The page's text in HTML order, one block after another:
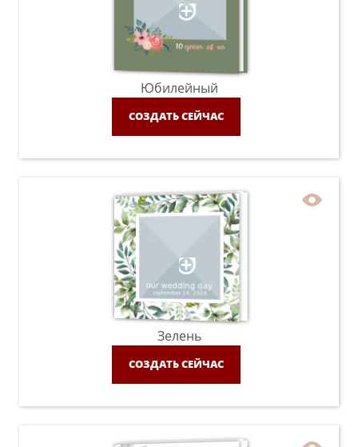
Юбилейный
СОЗДАТЬ СЕЙЧАС
Зелень
СОЗДАТЬ СЕЙЧАС